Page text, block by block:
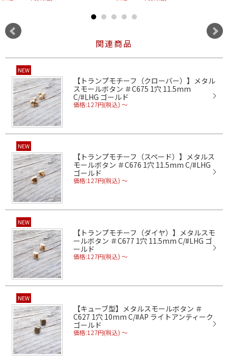
関連商品
NEW
【トランプモチーフ（クローバー）】メタル
スモールボタン ＃C675 1穴 11.5mm
C/#LHG ゴールド
価格:127円(税込) ～
NEW
【トランプモチーフ（スペード）】メタルス
モールボタン ＃C676 1穴 11.5mm C/#LHG
ゴールド
価格:127円(税込) ～
NEW
【トランプモチーフ（ダイヤ）】メタルスモ
ールボタン ＃C677 1穴 11.5mm C/#LHG ゴ
ールド
価格:127円(税込) ～
NEW
【キューブ型】メタルスモールボタン ＃
C627 1穴 10mm C/#AP ライトアンティーク
ゴールド
価格:127円(税込) ～